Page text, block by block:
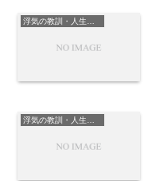
浮気の教訓・人生の学び